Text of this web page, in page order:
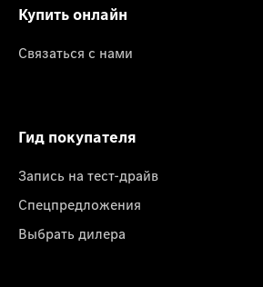
Купить онлайн
Связаться с нами
Гид покупателя
Запись на тест-драйв
Спецпредложения
Выбрать дилера